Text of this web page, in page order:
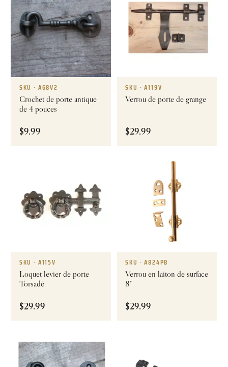
SKU · A68V2
Crochet de porte antique
de 4 pouces
$9.99
SKU · A119V
Verrou de porte de grange
$29.99
SKU · A115V
Loquet levier de porte
Torsadé
$29.99
SKU · A824PB
Verrou en laiton de surface
8"
$29.99